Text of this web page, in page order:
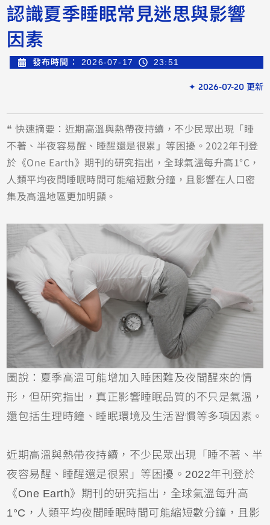
認識夏季睡眠常見迷思與影響
因素
發布時間： 2026-07-17 23:51
✦ 2026-07-20 更新
❝ 快速摘要：近期高溫與熱帶夜持續，不少民眾出現「睡
不著、半夜容易醒、睡醒還是很累」等困擾。2022年刊登
於《One Earth》期刊的研究指出，全球氣溫每升高1°C，
人類平均夜間睡眠時間可能縮短數分鐘，且影響在人口密
集及高溫地區更加明顯。
圖說：夏季高溫可能增加入睡困難及夜間醒來的情
形，但研究指出，真正影響睡眠品質的不只是氣溫，
還包括生理時鐘、睡眠環境及生活習慣等多項因素。
近期高溫與熱帶夜持續，不少民眾出現「睡不著、半
夜容易醒、睡醒還是很累」等困擾。2022年刊登於
《One Earth》期刊的研究指出，全球氣溫每升高
1°C，人類平均夜間睡眠時間可能縮短數分鐘，且影